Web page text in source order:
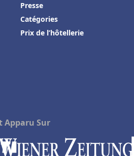
Presse
Catégories
Prix de l’hôtellerie
Apparu Sur